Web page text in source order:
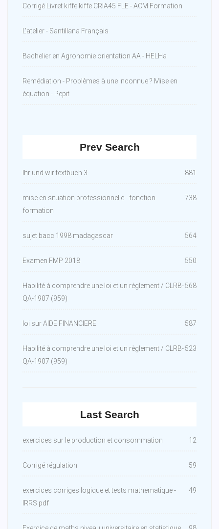
Corrigé Livret kiffe kiffe CRIA45 FLE - ACM Formation
L'atelier - Santillana Français
Bachelier en Agronomie orientation AA - HELHa
Remédiation - Problèmes à une inconnue ? Mise en
équation - Pepit
Prev Search
Ihr und wir textbuch 3 881
mise en situation professionnelle - fonction
formation
738
sujet bacc 1998 madagascar 564
Examen FMP 2018 550
Habilité à comprendre une loi et un règlement / CLRB-
QA-1907 (959)
568
loi sur AIDE FINANCIERE 587
Habilité à comprendre une loi et un règlement / CLRB-
QA-1907 (959)
523
Last Search
exercices sur le production et consommation 12
Corrigé régulation 59
exercices corriges logique et tests mathematique -
IRRS pdf
49